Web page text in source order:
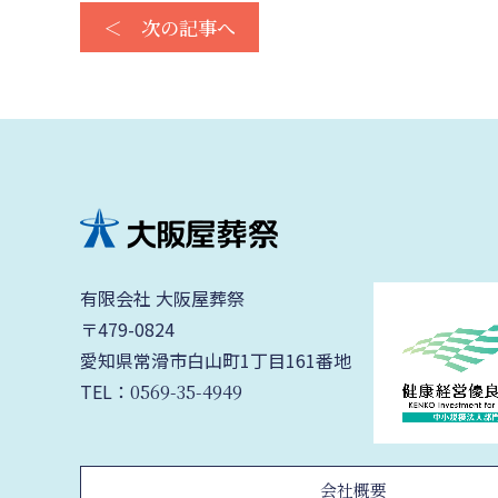
＜ 次の記事へ
有限会社 大阪屋葬祭
〒479-0824
愛知県常滑市白山町1丁目161番地
TEL： 0569-35-4949
会社概要